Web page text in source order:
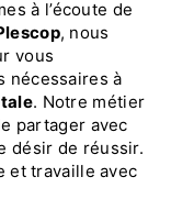
à l’écoute de
, nous
vous
nécessaires à
. Notre métier
partager avec
désir de réussir.
et travaille avec